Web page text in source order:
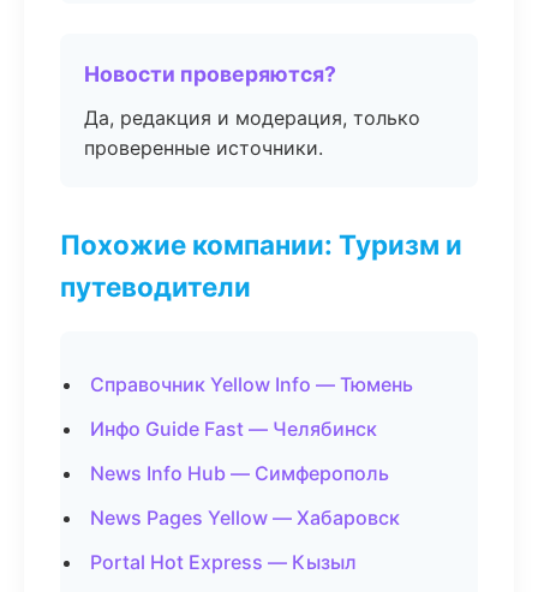
Новости проверяются?
Да, редакция и модерация, только
проверенные источники.
Похожие компании: Туризм и
путеводители
Справочник Yellow Info — Тюмень
Инфо Guide Fast — Челябинск
News Info Hub — Симферополь
News Pages Yellow — Хабаровск
Portal Hot Express — Кызыл